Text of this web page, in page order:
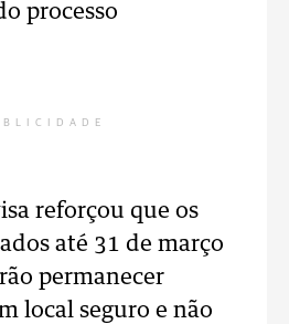
processo
reforçou que os
até 31 de março
permanecer
local seguro e não